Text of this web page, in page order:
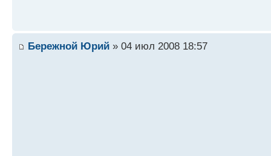
Бережной Юрий » 04 июл 2008 18:57